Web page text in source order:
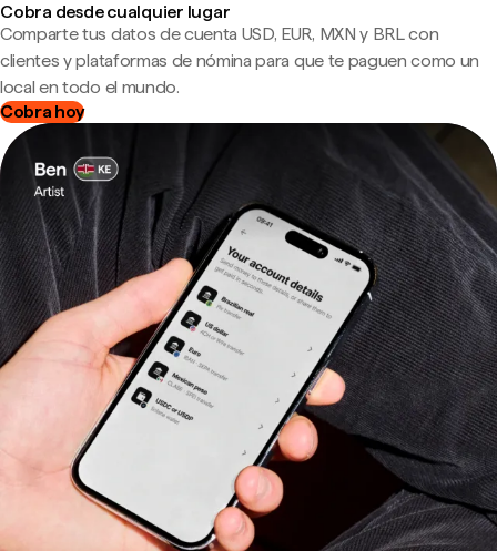
Cobra desde cualquier lugar
Comparte tus datos de cuenta USD, EUR, MXN y BRL con
clientes y plataformas de nómina para que te paguen como un
local en todo el mundo.
Cobra hoy